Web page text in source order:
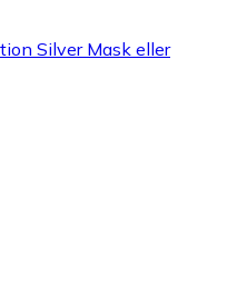
Silver Mask eller